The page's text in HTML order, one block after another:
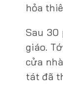
hỏa
Sau 30
giáo.
cửa
tát đã